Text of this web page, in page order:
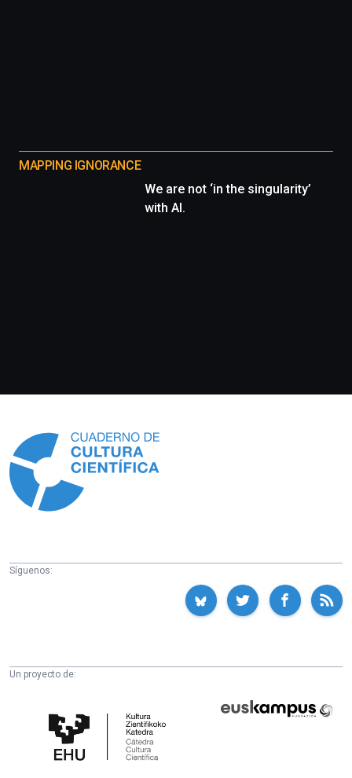
MAPPING IGNORANCE
We are not ‘in the singularity’
with AI.
Síguenos:
Un proyecto de:
Cultura
Científica
Fundazioa